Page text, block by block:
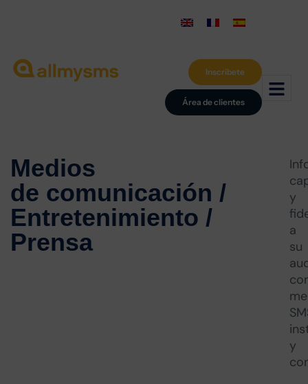
Área de clientes
Inscríbete
Medios
de comunicación /
Entretenimiento /
Prensa
y
a
su
y